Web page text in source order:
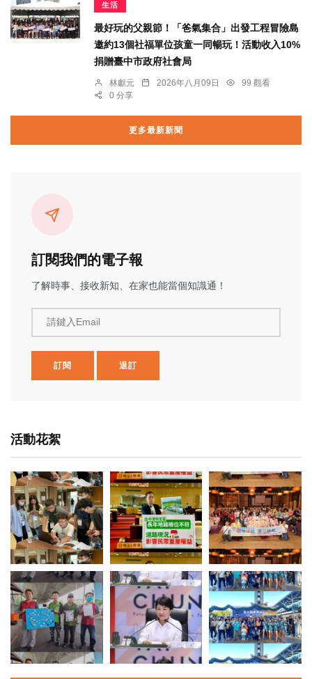
生活
最好玩的父親節！「爸氣集合」出發工程冒險島
邀約13個社福單位孩童一同暢玩！活動收入10%
捐贈臺中市政府社會局
林獻元 2026年八月09日
99 觀看
0 分享
更多最新新聞
訂閱我們的電子報
了解時事、接收新知、在家也能當個知識通！
請鍵入Email
訂閱 退訂
活動花絮